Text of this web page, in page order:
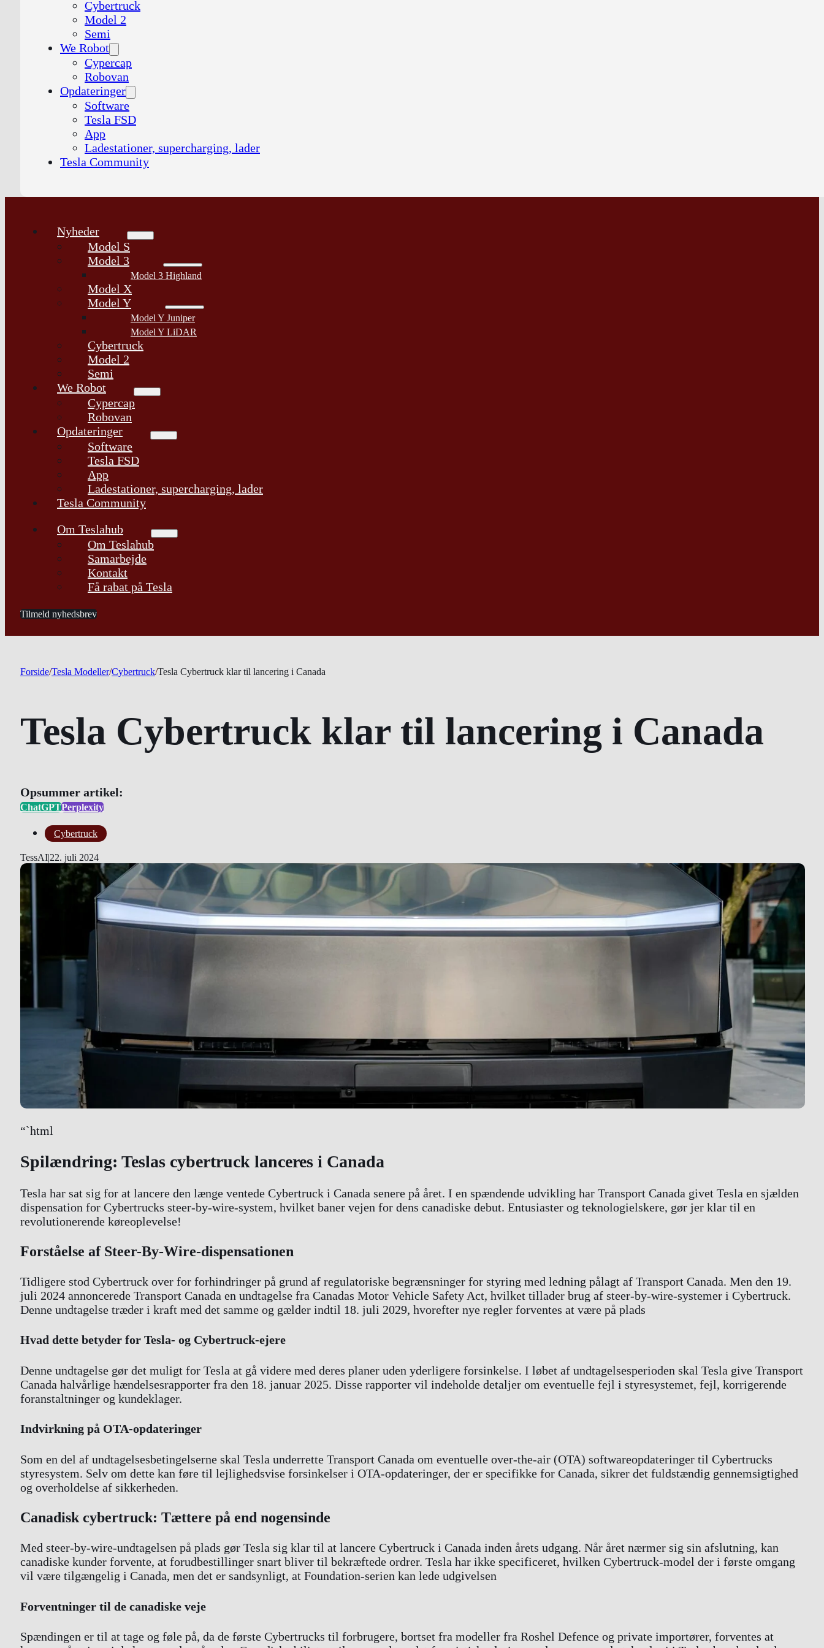
Cybertruck
Model 2
Semi
We Robot
Cypercap
Robovan
Opdateringer
Software
Tesla FSD
App
Ladestationer, supercharging, lader
Tesla Community
Nyheder
Model S
Model 3
Model 3 Highland
Model X
Model Y
Model Y Juniper
Model Y LiDAR
Cybertruck
Model 2
Semi
We Robot
Cypercap
Robovan
Opdateringer
Software
Tesla FSD
App
Ladestationer, supercharging, lader
Tesla Community
Om Teslahub
Om Teslahub
Samarbejde
Kontakt
Få rabat på Tesla
Tilmeld nyhedsbrev
Forside/Tesla Modeller/Cybertruck/Tesla Cybertruck klar til lancering i Canada
Tesla Cybertruck klar til lancering i Canada
Opsummer artikel:
ChatGPTPerplexity
Cybertruck
TessAI|22. juli 2024
“`html
Spilændring: Teslas cybertruck lanceres i Canada
Tesla har sat sig for at lancere den længe ventede Cybertruck i Canada senere på året. I en spændende udvikling har Transport Canada givet Tesla en sjælden
dispensation for Cybertrucks steer-by-wire-system, hvilket baner vejen for dens canadiske debut. Entusiaster og teknologielskere, gør jer klar til en
revolutionerende køreoplevelse!
Forståelse af Steer-By-Wire-dispensationen
Tidligere stod Cybertruck over for forhindringer på grund af regulatoriske begrænsninger for styring med ledning pålagt af Transport Canada. Men den 19.
juli 2024 annoncerede Transport Canada en undtagelse fra Canadas Motor Vehicle Safety Act, hvilket tillader brug af steer-by-wire-systemer i Cybertruck.
Denne undtagelse træder i kraft med det samme og gælder indtil 18. juli 2029, hvorefter nye regler forventes at være på plads
Hvad dette betyder for Tesla- og Cybertruck-ejere
Denne undtagelse gør det muligt for Tesla at gå videre med deres planer uden yderligere forsinkelse. I løbet af undtagelsesperioden skal Tesla give Transport
Canada halvårlige hændelsesrapporter fra den 18. januar 2025. Disse rapporter vil indeholde detaljer om eventuelle fejl i styresystemet, fejl, korrigerende
foranstaltninger og kundeklager.
Indvirkning på OTA-opdateringer
Som en del af undtagelsesbetingelserne skal Tesla underrette Transport Canada om eventuelle over-the-air (OTA) softwareopdateringer til Cybertrucks
styresystem. Selv om dette kan føre til lejlighedsvise forsinkelser i OTA-opdateringer, der er specifikke for Canada, sikrer det fuldstændig gennemsigtighed
og overholdelse af sikkerheden.
Canadisk cybertruck: Tættere på end nogensinde
Med steer-by-wire-undtagelsen på plads gør Tesla sig klar til at lancere Cybertruck i Canada inden årets udgang. Når året nærmer sig sin afslutning, kan
canadiske kunder forvente, at forudbestillinger snart bliver til bekræftede ordrer. Tesla har ikke specificeret, hvilken Cybertruck-model der i første omgang
vil være tilgængelig i Canada, men det er sandsynligt, at Foundation-serien kan lede udgivelsen
Forventninger til de canadiske veje
Spændingen er til at tage og føle på, da de første Cybertrucks til forbrugere, bortset fra modeller fra Roshel Defence og private importører, forventes at